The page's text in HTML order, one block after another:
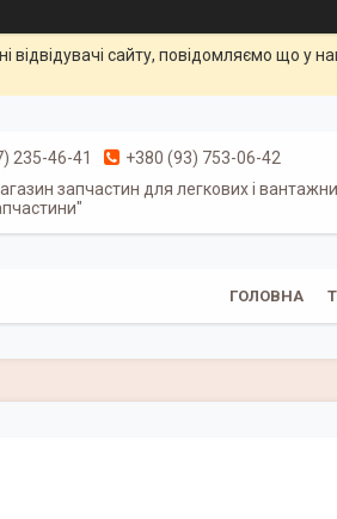
відвідувачі сайту, повідомляємо що у
235-46-41
+380 (93) 753-06-42
запчастин для легкових і
ГОЛОВНА